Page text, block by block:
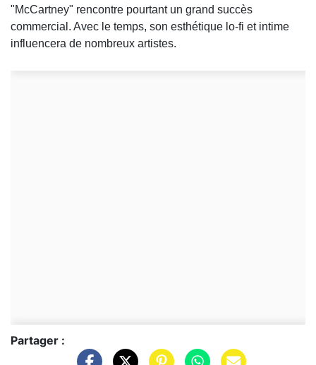
"McCartney" rencontre pourtant un grand succès
commercial. Avec le temps, son esthétique lo-fi et intime
influencera de nombreux artistes.
Partager :